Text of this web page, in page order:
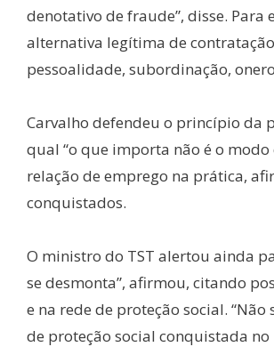
denotativo de fraude”, disse.
alternativa legítima de
pessoalidade, subordinação,
Carvalho defendeu o princípio
qual “o que importa não é o
relação de emprego na prática,
conquistados.
O ministro do TST alertou ainda
se desmonta”, afirmou, citando
e na rede de proteção social.
de proteção social conquistada